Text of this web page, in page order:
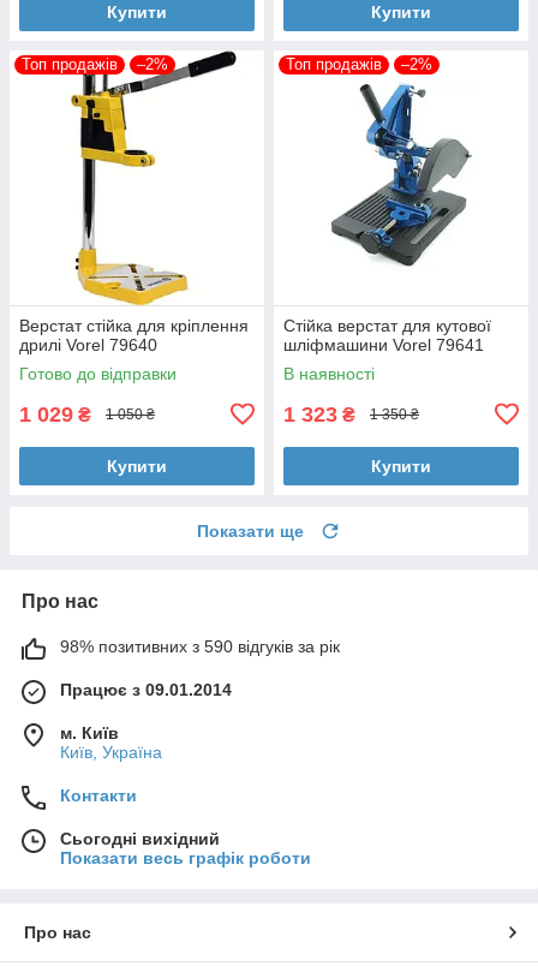
Купити Купити
Топ продажів –2%
Верстат стійка для кріплення
дрилі Vorel 79640
Готово до відправки
1 029 ₴ 1 050 ₴
Купити
Топ продажів –2%
Стійка верстат для кутової
шліфмашини Vorel 79641
В наявності
1 323 ₴ 1 350 ₴
Купити
Показати ще
Про нас
98% позитивних з 590 відгуків за рік
Працює з 09.01.2014
м. Київ
Київ, Україна
Контакти
Сьогодні вихідний
Показати весь графік роботи
Про нас